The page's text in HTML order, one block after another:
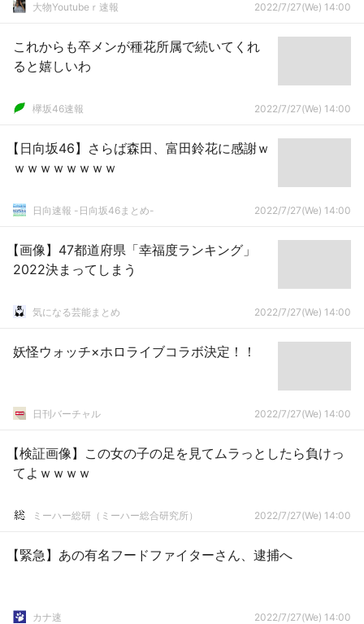
大物Youtubeｒ速報 2022/7/27(We) 14:00
これからも卒メンが種花所属で続いてくれ
ると嬉しいわ
欅坂46速報 2022/7/27(We) 14:00
【日向坂46】さらば森田、富田鈴花に感謝ｗ
ｗｗｗｗｗｗｗｗ
日向速報 -日向坂46まとめ- 2022/7/27(We) 14:00
【画像】47都道府県「幸福度ランキング」
2022決まってしまう
気になる芸能まとめ 2022/7/27(We) 14:00
妖怪ウォッチ×ホロライブコラボ決定！！
日刊バーチャル 2022/7/27(We) 14:00
【検証画像】この女の子の足を見てムラっとしたら負けっ
てよｗｗｗｗ
ミーハー総研（ミーハー総合研究所） 2022/7/27(We) 14:00
【緊急】あの有名フードファイターさん、逮捕へ
カナ速 2022/7/27(We) 14:00